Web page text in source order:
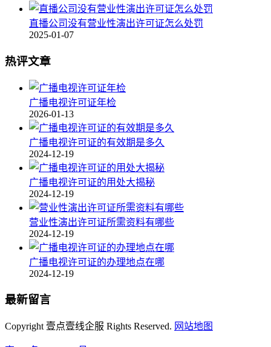
直播公司没有营业性演出许可证怎么处罚
2025-01-07
热评文章
广播电视许可证年检
2026-01-13
广播电视许可证的有效期是多久
2024-12-19
广播电视许可证的用处大揭秘
2024-12-19
营业性演出许可证所需资料有哪些
2024-12-19
广播电视许可证的办理地点在哪
2024-12-19
最新留言
Copyright 壹点壹线企服 Rights Reserved. 网站地图